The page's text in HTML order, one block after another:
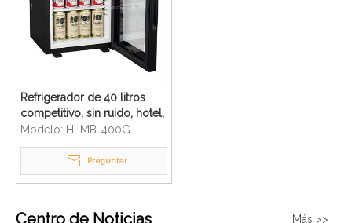
Refrigerador de 40 litros
competitivo, sin ruido, hotel,
minibar, congelador, puerta
de vidrio
Modelo: HLMB-400G
Preguntar
Más >>